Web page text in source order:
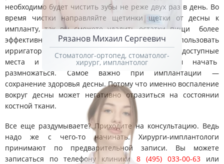
Рязанов Михаил Сергеевич
Стоматолог-ортопед, стоматолог-
хирург, имплантолог
необходимо будет чистить зубы не реже двух раз в день. Во
время чистки направляйте щетинки щетки от десны к
импланту, так вы сможете удалить остатки пищи более
эффективно. Также мы рекомендуем использовать
ирригатор, который позволяет очистить труднодоступные
места и не дать возможности бактериям начать
размножаться. Самое важно при имплантации —
сохранение здоровья десны. Потому что именно воспаление
вокруг десны может негативно отразиться на состоянии
костной ткани.
Все еще раздумываете? Приходите на консультацию. Ведь
надо же с чего-то начинать. Хирурги-имплантологи
принимают по предварительной записи. Вы можете
записаться по телефону клиники 8 (495) 033-00-63или